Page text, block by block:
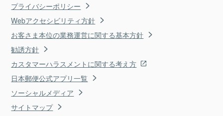
プライバシーポリシー
Webアクセシビリティ方針
お客さま本位の業務運営に関する基本方針
勧誘方針
カスタマーハラスメントに関する考え方
日本郵便公式アプリ一覧
ソーシャルメディア
サイトマップ